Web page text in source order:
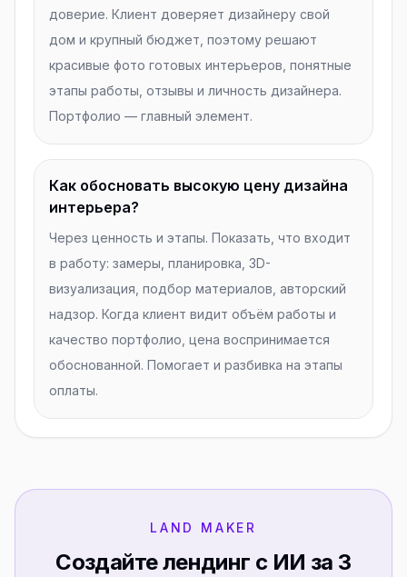
доверие. Клиент доверяет дизайнеру свой
дом и крупный бюджет, поэтому решают
красивые фото готовых интерьеров, понятные
этапы работы, отзывы и личность дизайнера.
Портфолио — главный элемент.
Как обосновать высокую цену дизайна
интерьера?
Через ценность и этапы. Показать, что входит
в работу: замеры, планировка, 3D-
визуализация, подбор материалов, авторский
надзор. Когда клиент видит объём работы и
качество портфолио, цена воспринимается
обоснованной. Помогает и разбивка на этапы
оплаты.
LAND MAKER
Создайте лендинг с ИИ за 3